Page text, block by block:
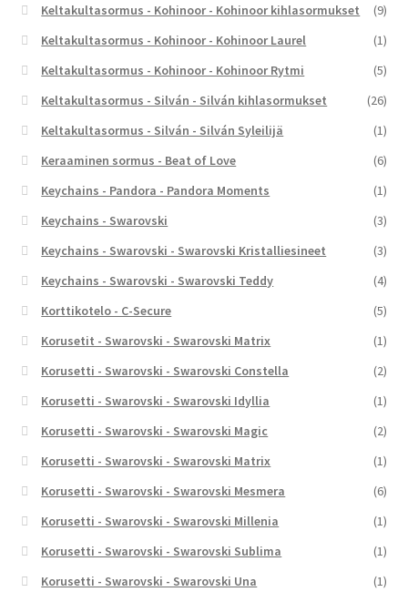
Keltakultasormus - Kohinoor - Kohinoor kihlasormukset
(9)
Keltakultasormus - Kohinoor - Kohinoor Laurel
(1)
Keltakultasormus - Kohinoor - Kohinoor Rytmi
(5)
Keltakultasormus - Silván - Silván kihlasormukset
(26)
Keltakultasormus - Silván - Silván Syleilijä
(1)
Keraaminen sormus - Beat of Love
(6)
Keychains - Pandora - Pandora Moments
(1)
Keychains - Swarovski
(3)
Keychains - Swarovski - Swarovski Kristalliesineet
(3)
Keychains - Swarovski - Swarovski Teddy
(4)
Korttikotelo - C-Secure
(5)
Korusetit - Swarovski - Swarovski Matrix
(1)
Korusetti - Swarovski - Swarovski Constella
(2)
Korusetti - Swarovski - Swarovski Idyllia
(1)
Korusetti - Swarovski - Swarovski Magic
(2)
Korusetti - Swarovski - Swarovski Matrix
(1)
Korusetti - Swarovski - Swarovski Mesmera
(6)
Korusetti - Swarovski - Swarovski Millenia
(1)
Korusetti - Swarovski - Swarovski Sublima
(1)
Korusetti - Swarovski - Swarovski Una
(1)